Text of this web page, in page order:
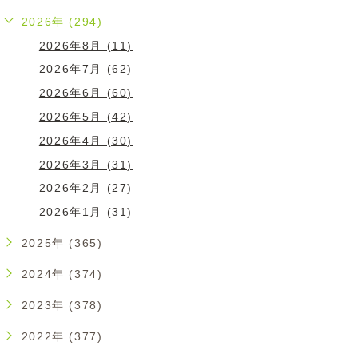
2026年 (294)
2026年8月 (11)
2026年7月 (62)
2026年6月 (60)
2026年5月 (42)
2026年4月 (30)
2026年3月 (31)
2026年2月 (27)
2026年1月 (31)
2025年 (365)
2024年 (374)
2023年 (378)
2022年 (377)